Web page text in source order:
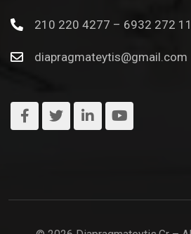
210 220 4277 – 6932 272
diapragmateytis@gmail.com